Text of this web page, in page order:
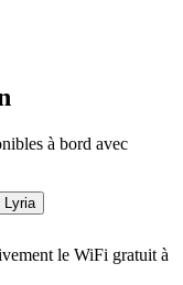
à bord avec
Lyria
le WiFi gratuit à